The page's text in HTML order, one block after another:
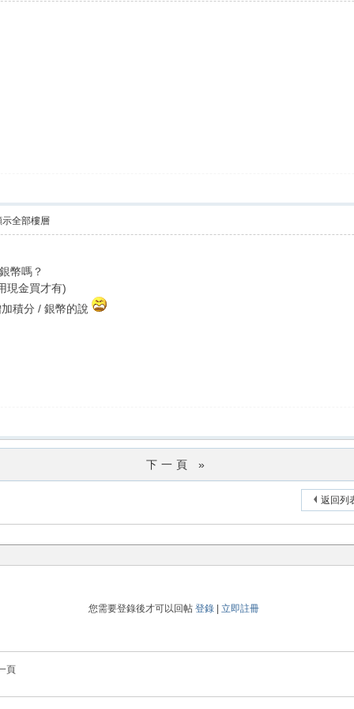
示全部樓層
幣嗎？
現金買才有)
積分 / 銀幣的說
下一頁 »
返回列
您需要登錄後才可以回帖 登錄| 立即註冊
頁